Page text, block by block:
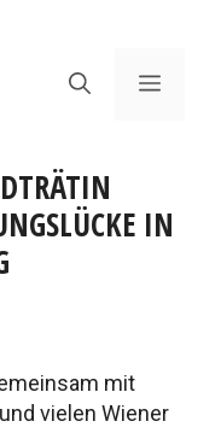
Menü
IN
mit
vielen Wiener